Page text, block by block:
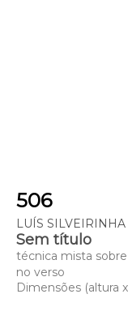
506
LUÍS SILVEIRINHA
Sem título
técnica mista
no verso
Dimensões (altura